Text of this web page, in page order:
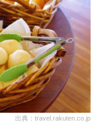
出典：travel.rakuten.co.jp